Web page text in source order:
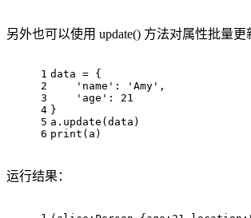
另外也可以使用 update() 方法对属性批量
1
2
3
4
5
6
data = {
'name' : 'Amy' ,
'age' : 21
}
a .update(data)
print (a)
运行结果：